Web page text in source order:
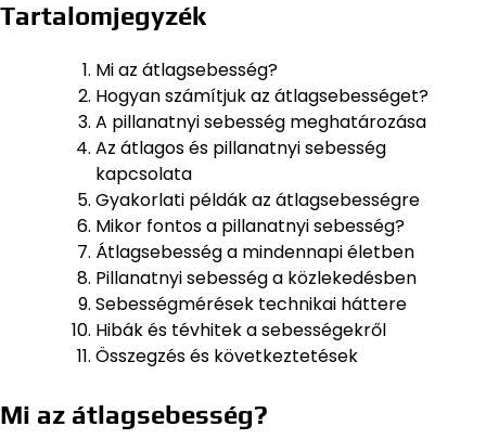
Tartalomjegyzék
Mi az átlagsebesség?
Hogyan számítjuk az átlagsebességet?
A pillanatnyi sebesség meghatározása
Az átlagos és pillanatnyi sebesség
kapcsolata
Gyakorlati példák az átlagsebességre
Mikor fontos a pillanatnyi sebesség?
Átlagsebesség a mindennapi életben
Pillanatnyi sebesség a közlekedésben
Sebességmérések technikai háttere
Hibák és tévhitek a sebességekről
Összegzés és következtetések
Mi az átlagsebesség?